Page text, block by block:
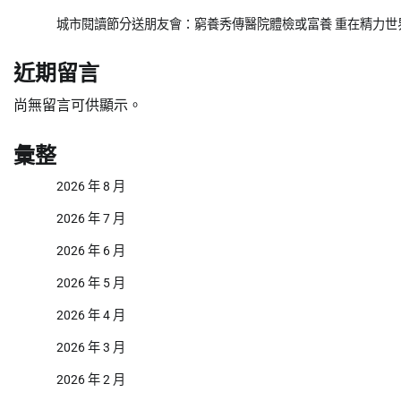
城市閱讀節分送朋友會：窮養秀傳醫院體檢或富養 重在精力世
近期留言
尚無留言可供顯示。
彙整
2026 年 8 月
2026 年 7 月
2026 年 6 月
2026 年 5 月
2026 年 4 月
2026 年 3 月
2026 年 2 月